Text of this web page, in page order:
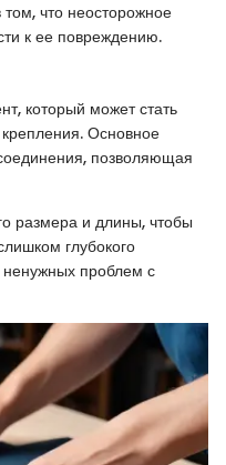
том, что неосторожное
к ее повреждению.
который может стать
Основное
позволяющая
размера и длины, чтобы
глубокого
проблем с